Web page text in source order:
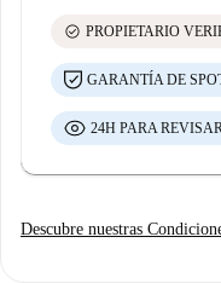
check_circle PROPIETARIO
GARANTÍA DE
24H PARA
Descubre nuestras